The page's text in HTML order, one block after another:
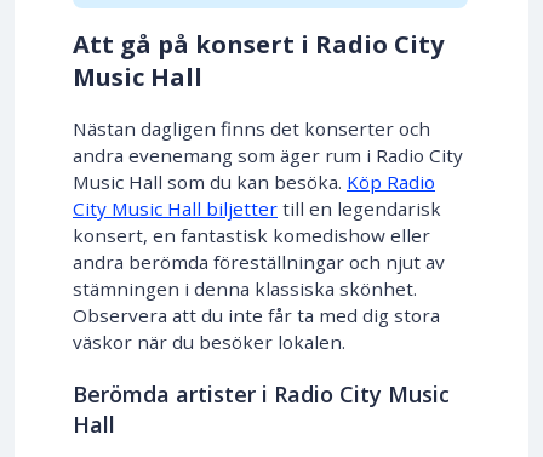
Att gå på konsert i Radio City
Music Hall
Nästan dagligen finns det konserter och
andra evenemang som äger rum i Radio City
Music Hall som du kan besöka. Köp Radio
City Music Hall biljetter till en legendarisk
konsert, en fantastisk komedishow eller
andra berömda föreställningar och njut av
stämningen i denna klassiska skönhet.
Observera att du inte får ta med dig stora
väskor när du besöker lokalen.
Berömda artister i Radio City Music
Hall